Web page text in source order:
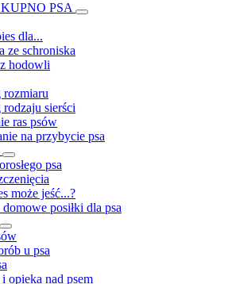
PSA
dla...
ze schroniska
hodowli
rozmiaru
rodzaju sierści
ras psów
na przybycie psa
psa
może jeść...?
posiłki dla psa
u psa
opieka nad psem